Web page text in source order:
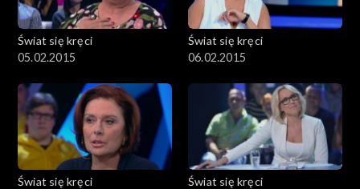
Świat się kręci
05.02.2015
Świat się kręci
06.02.2015
Świat się kręci
Świat się kręci